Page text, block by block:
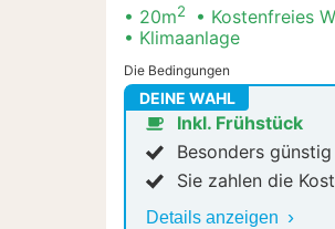
20m2
Kostenfreies
Klimaanlage
Die Bedingungen
DEINE WAHL
Inkl. Frühstück
Besonders
Sie zahlen die
Details anzeigen